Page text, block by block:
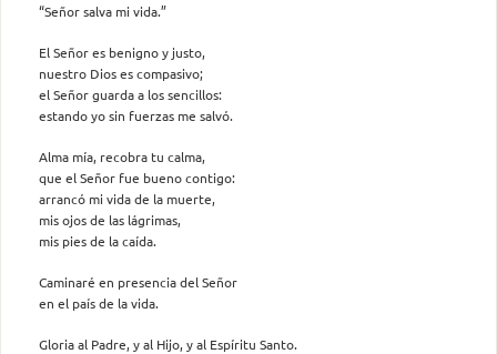
“Señor salva mi vida.”
El Señor es benigno y justo,
nuestro Dios es compasivo;
el Señor guarda a los sencillos:
estando yo sin fuerzas me salvó.
Alma mía, recobra tu calma,
que el Señor fue bueno contigo:
arrancó mi vida de la muerte,
mis ojos de las lágrimas,
mis pies de la caída.
Caminaré en presencia del Señor
en el país de la vida.
Gloria al Padre, y al Hijo, y al Espíritu Santo.